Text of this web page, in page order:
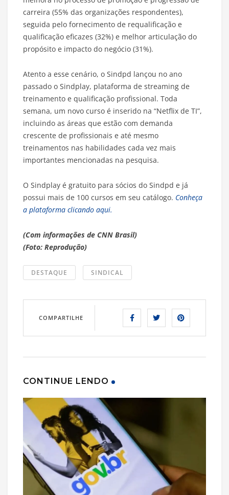
carreira (55% das organizações respondentes),
seguida pelo fornecimento de requalificação e
qualificação eficazes (32%) e melhor articulação do
propósito e impacto do negócio (31%).
Atento a esse cenário, o Sindpd lançou no ano
passado o Sindplay, plataforma de streaming de
treinamento e qualificação profissional. Toda
semana, um novo curso é inserido na “Netflix de TI”,
incluindo as áreas que estão com demanda
crescente de profissionais e até mesmo
treinamentos nas habilidades cada vez mais
importantes mencionadas na pesquisa.
O Sindplay é gratuito para sócios do Sindpd e já
possui mais de 100 cursos em seu catálogo. Conheça
a plataforma clicando aqui.
(Com informações de CNN Brasil)
(Foto: Reprodução)
DESTAQUE SINDICAL
COMPARTILHE
CONTINUE LENDO